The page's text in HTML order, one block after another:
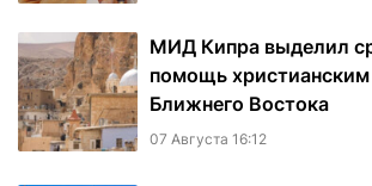
МИД Кипра выделил
помощь
Ближнего Востока
07 Августа 16:12